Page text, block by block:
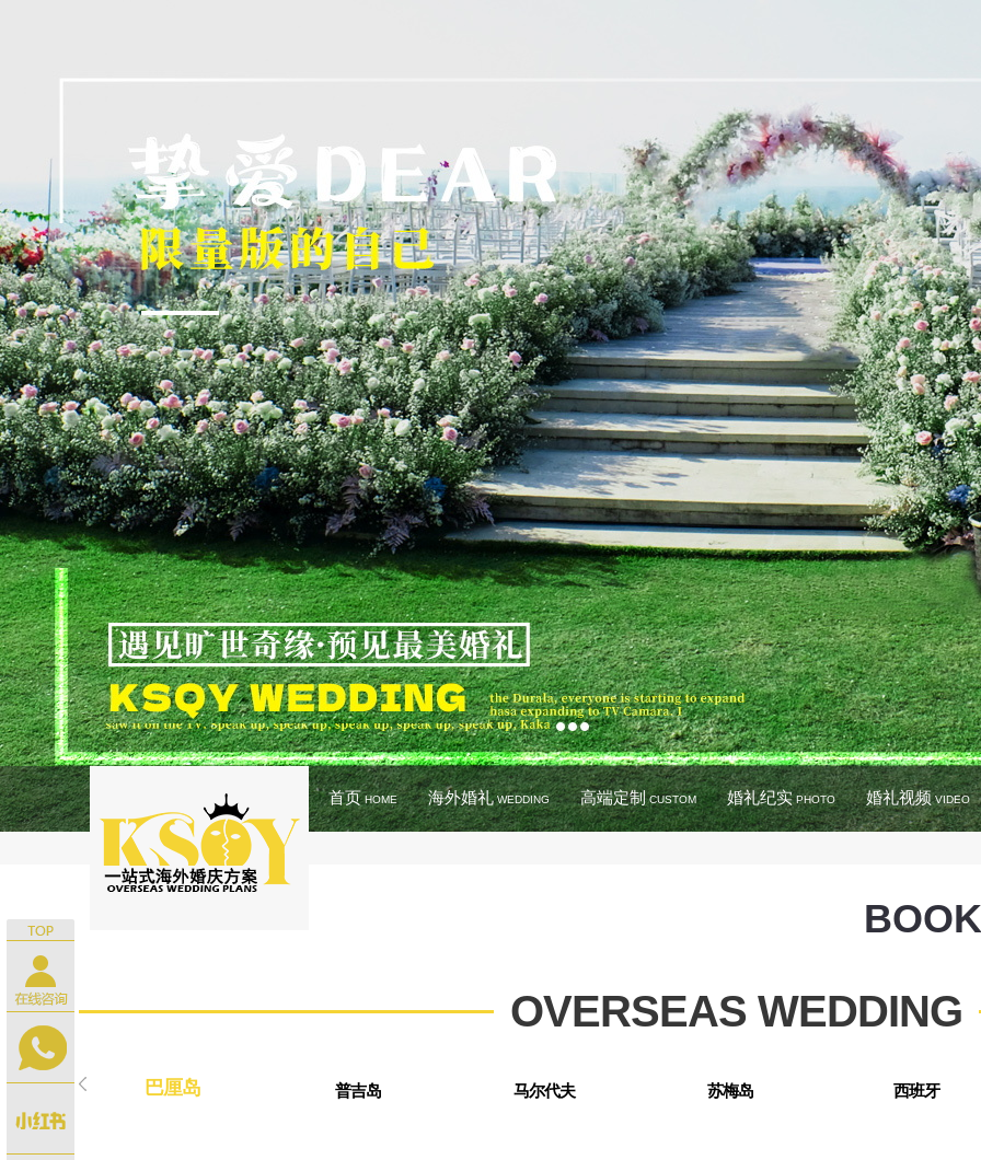
首页HOME 海外婚礼WEDDING 高端定制CUSTOM 婚礼纪实PHOTO 婚礼视频VIDEO
OVERSEAS WEDDING
巴厘岛 普吉岛 马尔代夫 苏梅岛 西班牙